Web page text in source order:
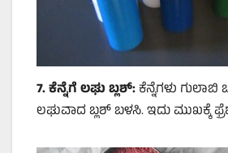
7.ಕೆನ್ನೆಗೆ ಲಘು ಬ್ಲಶ್:ಕೆನ್ನೆಗಳು
ಲಘುವಾದ ಬ್ಲಶ್ ಬಳಸಿ. ಇದು ಮುಖಕ್ಕೆ